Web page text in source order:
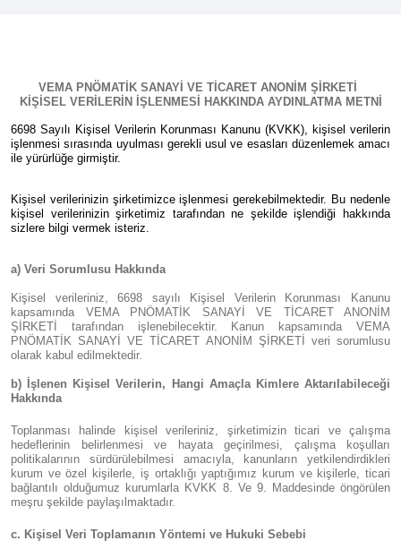
VEMA PNÖMATİK SANAYİ VE TİCARET ANONİM ŞİRKETİ
KİŞİSEL VERİLERİN İŞLENMESİ HAKKINDA AYDINLATMA METNİ
6698 Sayılı Kişisel Verilerin Korunması Kanunu (KVKK), kişisel verilerin
işlenmesi sırasında uyulması gerekli usul ve esasları düzenlemek amacı
ile yürürlüğe girmiştir.
Kişisel verilerinizin şirketimizce işlenmesi gerekebilmektedir. Bu nedenle
kişisel verilerinizin şirketimiz tarafından ne şekilde işlendiği hakkında
sizlere bilgi vermek isteriz.
a) Veri Sorumlusu Hakkında
Kişisel verileriniz, 6698 sayılı Kişisel Verilerin Korunması Kanunu
kapsamında VEMA PNÖMATİK SANAYİ VE TİCARET ANONİM
ŞİRKETİ tarafından işlenebilecektir. Kanun kapsamında VEMA
PNÖMATİK SANAYİ VE TİCARET ANONİM ŞİRKETİ veri sorumlusu
olarak kabul edilmektedir.
b) İşlenen Kişisel Verilerin, Hangi Amaçla Kimlere Aktarılabileceği
Hakkında
Toplanması halinde kişisel verileriniz, şirketimizin ticari ve çalışma
hedeflerinin belirlenmesi ve hayata geçirilmesi, çalışma koşulları
politikalarının sürdürülebilmesi amacıyla, kanunların yetkilendirdikleri
kurum ve özel kişilerle, iş ortaklığı yaptığımız kurum ve kişilerle, ticari
bağlantılı olduğumuz kurumlarla KVKK 8. Ve 9. Maddesinde öngörülen
meşru şekilde paylaşılmaktadır.
c. Kişisel Veri Toplamanın Yöntemi ve Hukuki Sebebi